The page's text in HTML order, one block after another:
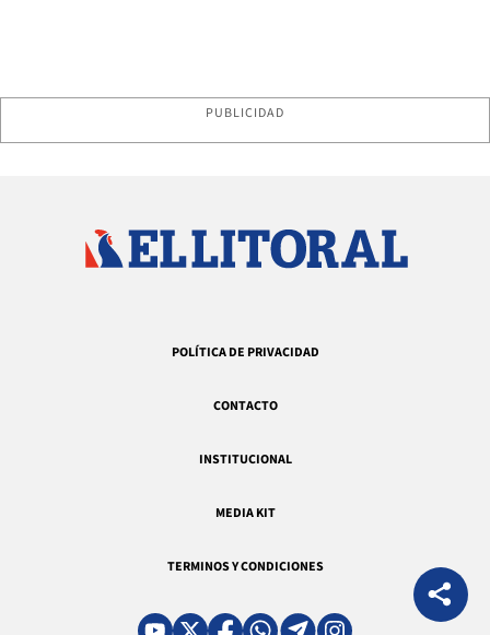
PUBLICIDAD
POLÍTICA DE PRIVACIDAD
CONTACTO
INSTITUCIONAL
MEDIA KIT
TERMINOS Y CONDICIONES